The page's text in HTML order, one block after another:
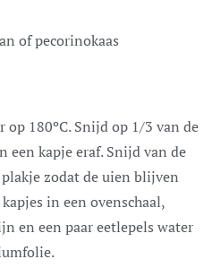
of pecorinokaas
op 180ºC. Snijd op 1/3 van de
een kapje eraf. Snijd van de
zodat de uien blijven
in een ovenschaal,
en een paar eetlepels water